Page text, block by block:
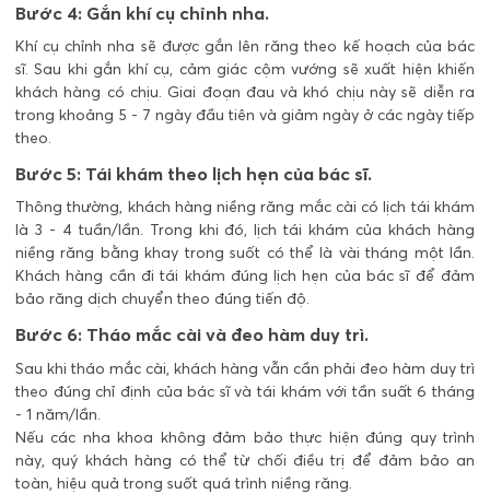
Bước 4: Gắn khí cụ chỉnh nha.
Khí cụ chỉnh nha sẽ được gắn lên răng theo kế hoạch của bác
sĩ. Sau khi gắn khí cụ, cảm giác cộm vướng sẽ xuất hiện khiến
khách hàng có chịu. Giai đoạn đau và khó chịu này sẽ diễn ra
trong khoảng 5 - 7 ngày đầu tiên và giảm ngày ở các ngày tiếp
theo.
Bước 5: Tái khám theo lịch hẹn của bác sĩ.
Thông thường, khách hàng niềng răng mắc cài có lịch tái khám
là 3 - 4 tuần/lần. Trong khi đó, lịch tái khám của khách hàng
niềng răng bằng khay trong suốt có thể là vài tháng một lần.
Khách hàng cần đi tái khám đúng lịch hẹn của bác sĩ để đảm
bảo răng dịch chuyển theo đúng tiến độ.
Bước 6: Tháo mắc cài và đeo hàm duy trì.
Sau khi tháo mắc cài, khách hàng vẫn cần phải đeo hàm duy trì
theo đúng chỉ định của bác sĩ và tái khám với tần suất 6 tháng
- 1 năm/lần.
Nếu các nha khoa không đảm bảo thực hiện đúng quy trình
này, quý khách hàng có thể từ chối điều trị để đảm bảo an
toàn, hiệu quả trong suốt quá trình niềng răng.